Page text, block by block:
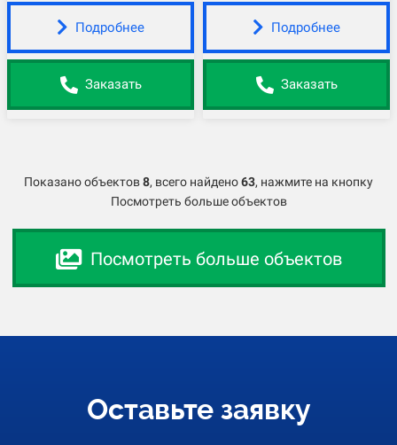
Подробнее
Заказать
Подробнее
Заказать
Показано объектов8, всего найдено63, нажмите на кнопку
Посмотреть больше объектов
Посмотреть больше объектов
Оставьте заявку